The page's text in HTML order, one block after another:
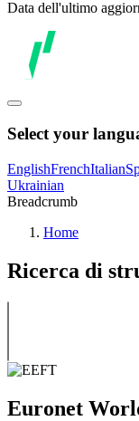
Data dell'ultimo
Select your
EnglishFrenchItalian
Ukrainian
Breadcrumb
Home
Ricerca di
Euronet